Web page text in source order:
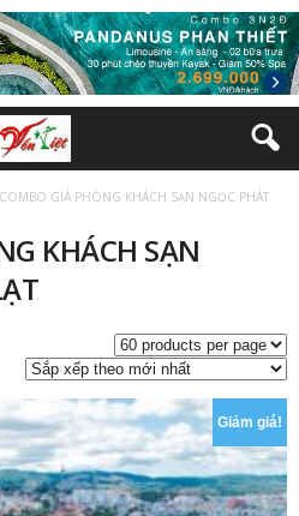
GIÁ PHÒNG KHÁCH SẠN NGỌC PHÁT
KHÁCH SẠN
Giảm giá!